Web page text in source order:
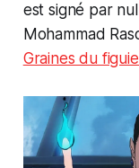
est signé par
Mohammad
Graines du